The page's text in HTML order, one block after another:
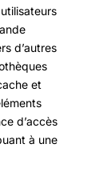
d’autres
et
d’accès
à une